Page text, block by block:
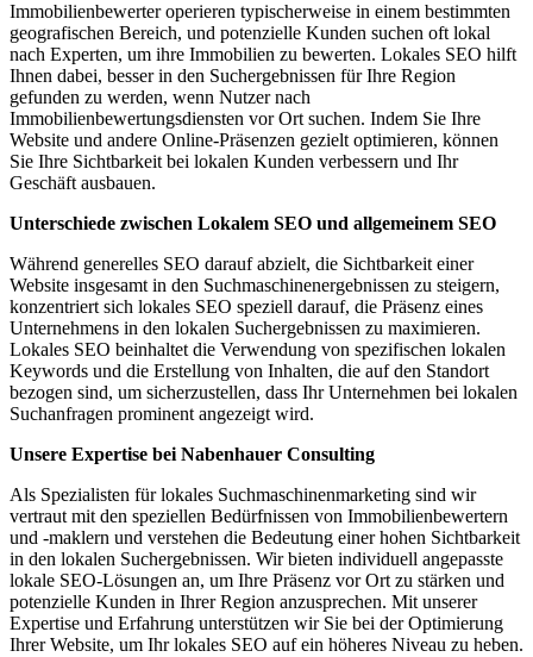
Immobilienbewerter operieren typischerweise in einem bestimmten
geografischen Bereich, und potenzielle Kunden suchen oft lokal
nach Experten, um ihre Immobilien zu bewerten. Lokales SEO hilft
Ihnen dabei, besser in den Suchergebnissen für Ihre Region
gefunden zu werden, wenn Nutzer nach
Immobilienbewertungsdiensten vor Ort suchen. Indem Sie Ihre
Website und andere Online-Präsenzen gezielt optimieren, können
Sie Ihre Sichtbarkeit bei lokalen Kunden verbessern und Ihr
Geschäft ausbauen.
Unterschiede zwischen Lokalem SEO und allgemeinem SEO
Während generelles SEO darauf abzielt, die Sichtbarkeit einer
Website insgesamt in den Suchmaschinenergebnissen zu steigern,
konzentriert sich lokales SEO speziell darauf, die Präsenz eines
Unternehmens in den lokalen Suchergebnissen zu maximieren.
Lokales SEO beinhaltet die Verwendung von spezifischen lokalen
Keywords und die Erstellung von Inhalten, die auf den Standort
bezogen sind, um sicherzustellen, dass Ihr Unternehmen bei lokalen
Suchanfragen prominent angezeigt wird.
Unsere Expertise bei Nabenhauer Consulting
Als Spezialisten für lokales Suchmaschinenmarketing sind wir
vertraut mit den speziellen Bedürfnissen von Immobilienbewertern
und -maklern und verstehen die Bedeutung einer hohen Sichtbarkeit
in den lokalen Suchergebnissen. Wir bieten individuell angepasste
lokale SEO-Lösungen an, um Ihre Präsenz vor Ort zu stärken und
potenzielle Kunden in Ihrer Region anzusprechen. Mit unserer
Expertise und Erfahrung unterstützen wir Sie bei der Optimierung
Ihrer Website, um Ihr lokales SEO auf ein höheres Niveau zu heben.